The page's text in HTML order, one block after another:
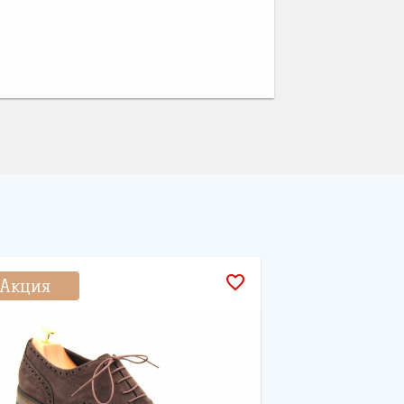
Акция favorite_border